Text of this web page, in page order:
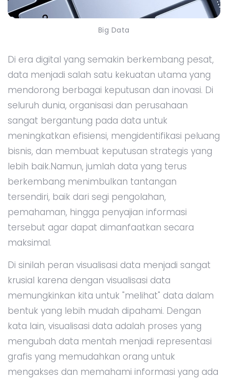
Big Data
Di era digital yang semakin berkembang pesat,
data menjadi salah satu kekuatan utama yang
mendorong berbagai keputusan dan inovasi. Di
seluruh dunia, organisasi dan perusahaan
sangat bergantung pada data untuk
meningkatkan efisiensi, mengidentifikasi peluang
bisnis, dan membuat keputusan strategis yang
lebih baik.Namun, jumlah data yang terus
berkembang menimbulkan tantangan
tersendiri, baik dari segi pengolahan,
pemahaman, hingga penyajian informasi
tersebut agar dapat dimanfaatkan secara
maksimal.
Di sinilah peran visualisasi data menjadi sangat
krusial karena dengan visualisasi data
memungkinkan kita untuk "melihat" data dalam
bentuk yang lebih mudah dipahami. Dengan
kata lain, visualisasi data adalah proses yang
mengubah data mentah menjadi representasi
grafis yang memudahkan orang untuk
mengakses dan memahami informasi yang ada